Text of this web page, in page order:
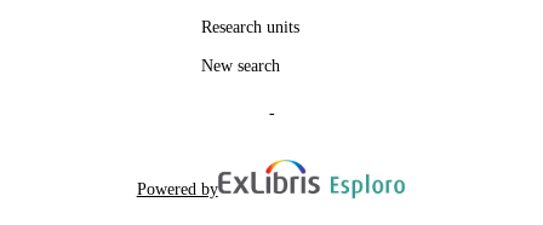
Journal article
ADDITIONAL
unibz-area: Educational Contexts,
and their Teaching in the Nursery
Research units
New search
-
Powered by